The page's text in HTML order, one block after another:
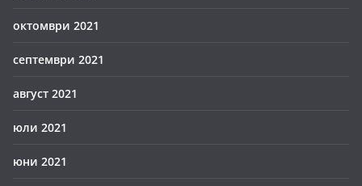
октомври 2021
септември 2021
август 2021
юли 2021
юни 2021